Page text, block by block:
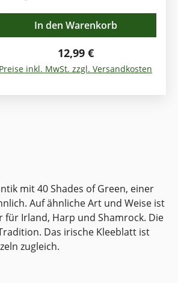
Guinness Teebecher . Natürlich
schmeckt der Kaffee auch aus
diesem schönen
Henkelbecher. Die Tasse stammt
10cm Durchmesser: 8cm Inhalt:
300ml
Regulärer Preis:
12,99 €
Preise inkl. MwSt. zzgl. Versandkosten
In den Warenkorb
mit 40 Shades of Green, einer
Auf ähnliche Art und Weise ist
Irland, Harp und Shamrock. Die
Das irische Kleeblatt ist
zugleich.